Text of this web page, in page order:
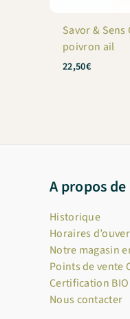
Savor &
poivron ail
22,50€
A propos
Historique
Horaires
Notre magasin
Points de vente
Certification BIO
Nous contacter